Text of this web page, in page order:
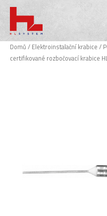
Domů / Elektroinstalační krabice /
certifikované rozbočovací krabice